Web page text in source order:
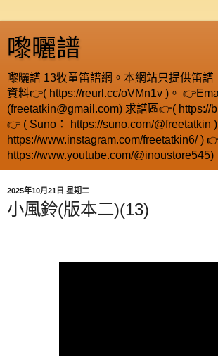
嚟曬譜
嚟曬譜 13牧童笛譜網。本網站只提供笛譜
資料👉( https://reurl.cc/oVMn1v )。
(freetatkin@gmail.com) 求譜區👉( https://
👉 ( Suno： https://suno.com/@freetatkin )
https://www.instagram.com/freetatkin6/ )
https://www.youtube.com/@inoustore545)
2025年10月21日 星期二
小風鈴(版本二)(13)